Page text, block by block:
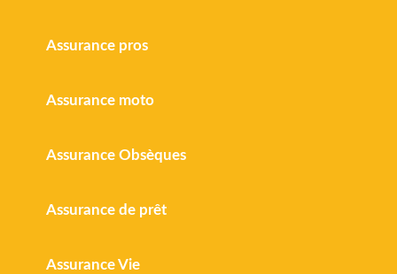
Assurance pros
Assurance moto
Assurance Obsèques
Assurance de prêt
Assurance Vie